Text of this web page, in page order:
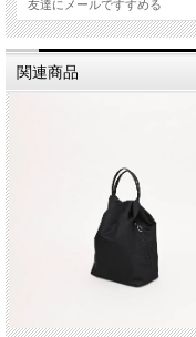
ROLではブランドが独自に
リン)]のみをセレクト(黒の
友達にメールですすめる
関連商品